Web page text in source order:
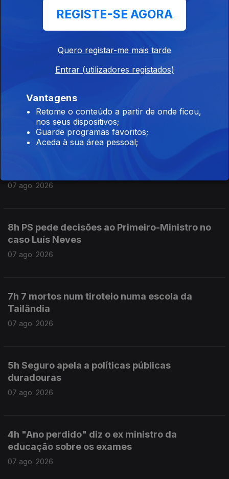
11h Candidaturas ao ensino superior subiram
quase 22% face ao ano passado
superior
07 ago. 2026
07 ago. 2026
8h PS pede decisões ao Primeiro-Ministro no
caso Luís Neves
07 ago. 2026
7h 7 mortos num tiroteio numa escola da
Tailândia
07 ago. 2026
5h Seguro apela a políticas públicas
duradouras
07 ago. 2026
4h "Ano perdido" diz o ex ministro da
educação sobre os exames
07 ago. 2026
REGISTE-SE AGORA
Quero registar-me mais tarde
Entrar (utilizadores registados)
Vantagens
Retome o conteúdo a partir de onde ficou,
nos seus dispositivos;
Guarde programas favoritos;
Aceda à sua área pessoal;